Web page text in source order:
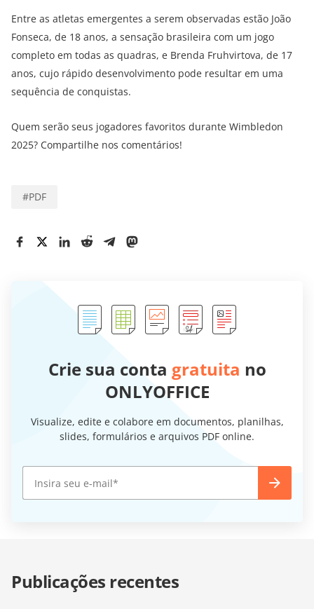
Entre as atletas emergentes a serem observadas estão João
Fonseca, de 18 anos, a sensação brasileira com um jogo
completo em todas as quadras, e Brenda Fruhvirtova, de 17
anos, cujo rápido desenvolvimento pode resultar em uma
sequência de conquistas.
Quem serão seus jogadores favoritos durante Wimbledon
2025? Compartilhe nos comentários!
#PDF
Crie sua conta gratuita no
ONLYOFFICE
Visualize, edite e colabore em documentos, planilhas,
slides, formulários e arquivos PDF online.
Publicações recentes